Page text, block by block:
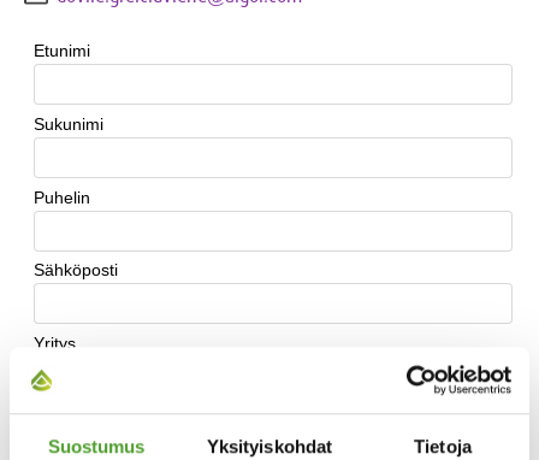
Suostumus Yksityiskohdat Tietoja